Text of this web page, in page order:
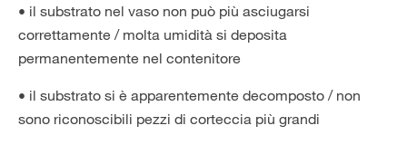
• il substrato nel vaso non può più asciugarsi
correttamente / molta umidità si deposita
permanentemente nel contenitore
• il substrato si è apparentemente decomposto / non
sono riconoscibili pezzi di corteccia più grandi